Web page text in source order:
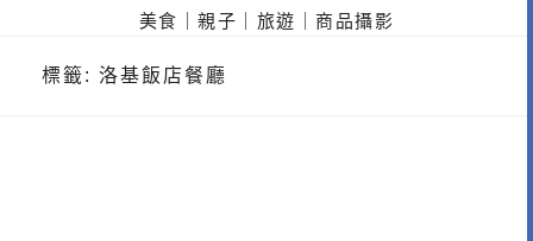
美食｜親子｜旅遊｜商品攝影
標籤: 洛基飯店餐廳